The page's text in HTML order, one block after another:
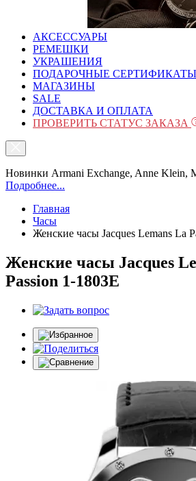
АКСЕССУАРЫ
РЕМЕШКИ
УКРАШЕНИЯ
ПОДАРОЧНЫЕ СЕРТИФИКАТЫ
МАГАЗИНЫ
SALE
ДОСТАВКА И ОПЛАТА
ПРОВЕРИТЬ СТАТУС ЗАКАЗА
Новинки Armani Exchange, Anne Klein,
Подробнее...
Главная
Часы
Женские часы Jacques Lemans La
Женские часы Jacques
Passion 1-1803E